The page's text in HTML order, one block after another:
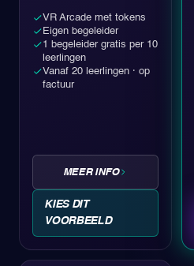
VR Arcade met tokens
Eigen begeleider
1 begeleider gratis per 10
leerlingen
Vanaf 20 leerlingen · op
factuur
MEER INFO
KIES DIT
VOORBEELD